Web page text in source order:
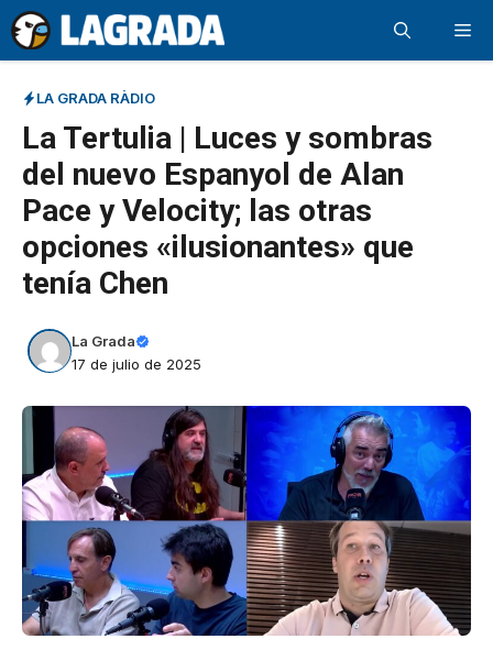
Saltar
al
contenido
LA GRADA RÀDIO
La Tertulia | Luces y sombras
del nuevo Espanyol de Alan
Pace y Velocity; las otras
opciones «ilusionantes» que
tenía Chen
La Grada
17 de julio de 2025